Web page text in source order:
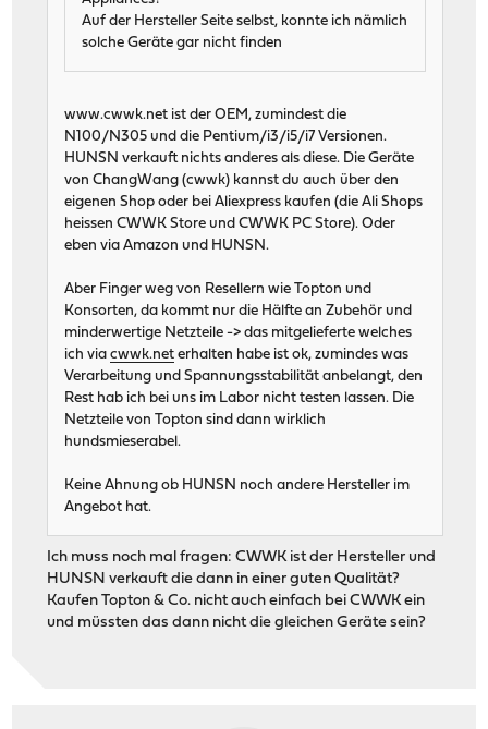
Auf der Hersteller Seite selbst, konnte ich nämlich
solche Geräte gar nicht finden
www.cwwk.net ist der OEM, zumindest die
N100/N305 und die Pentium/i3/i5/i7 Versionen.
HUNSN verkauft nichts anderes als diese. Die Geräte
von ChangWang (cwwk) kannst du auch über den
eigenen Shop oder bei Aliexpress kaufen (die Ali Shops
heissen CWWK Store und CWWK PC Store). Oder
eben via Amazon und HUNSN.
Aber Finger weg von Resellern wie Topton und
Konsorten, da kommt nur die Hälfte an Zubehör und
minderwertige Netzteile -> das mitgelieferte welches
ich viacwwk.net erhalten habe ist ok, zumindes was
Verarbeitung und Spannungsstabilität anbelangt, den
Rest hab ich bei uns im Labor nicht testen lassen. Die
Netzteile von Topton sind dann wirklich
hundsmieserabel.
Keine Ahnung ob HUNSN noch andere Hersteller im
Angebot hat.
Ich muss noch mal fragen: CWWK ist der Hersteller und
HUNSN verkauft die dann in einer guten Qualität?
Kaufen Topton & Co. nicht auch einfach bei CWWK ein
und müssten das dann nicht die gleichen Geräte sein?